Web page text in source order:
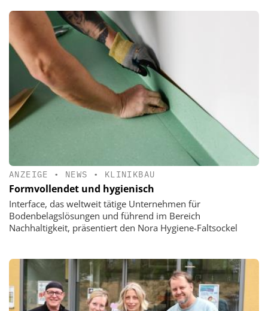
ANZEIGE • NEWS • KLINIKBAU
Formvollendet und hygienisch
Interface, das weltweit tätige Unternehmen für
Bodenbelagslösungen und führend im Bereich
Nachhaltigkeit, präsentiert den Nora Hygiene-Faltsockel